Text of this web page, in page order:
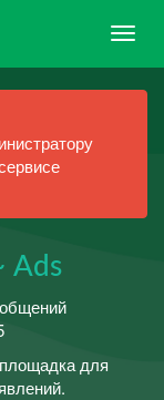
Ads
для